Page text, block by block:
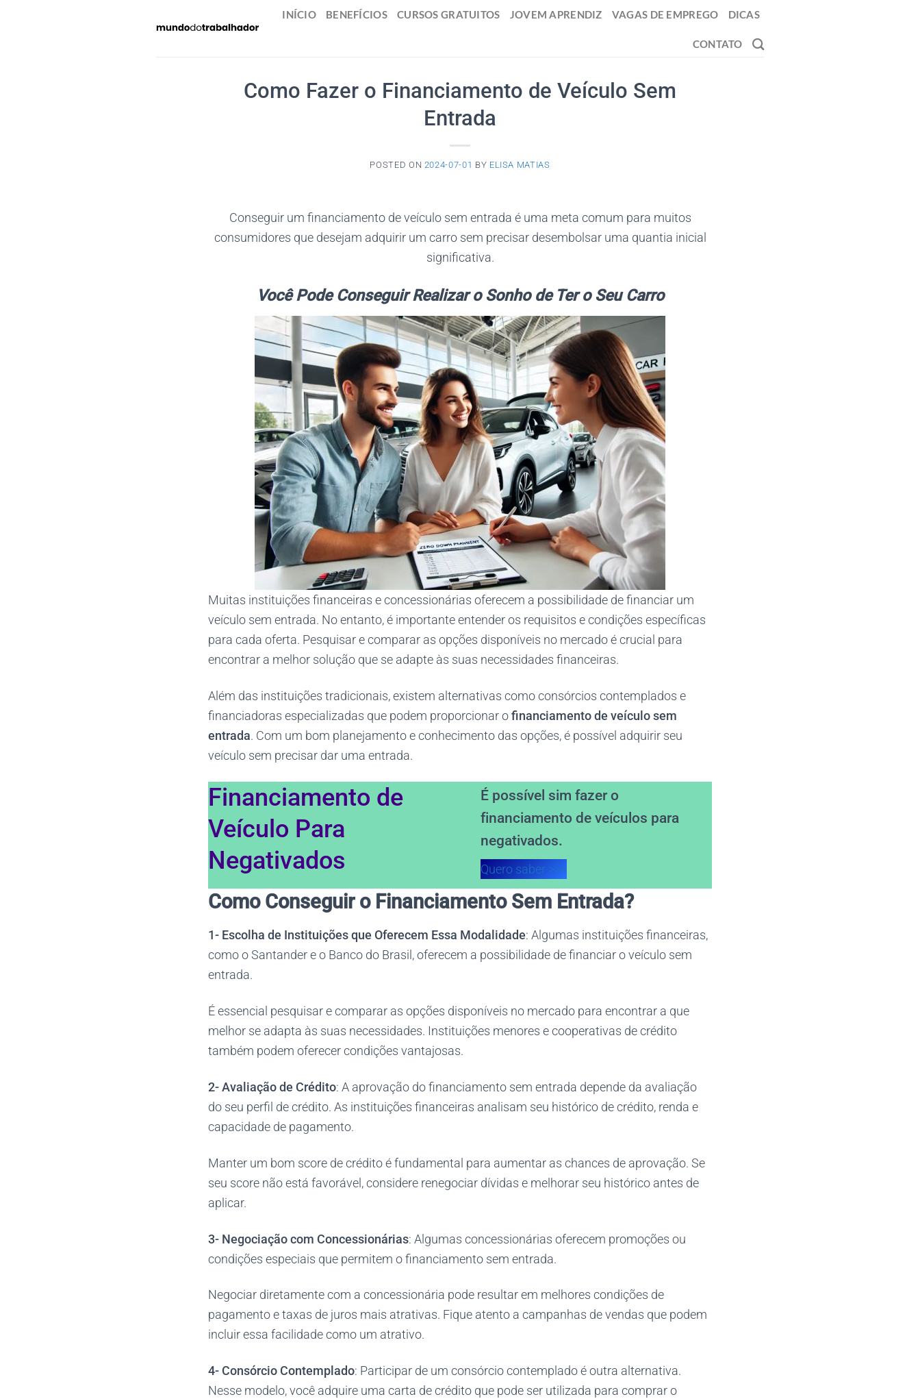
INÍCIO BENEFÍCIOS CURSOS GRATUITOS JOVEM APRENDIZ VAGAS DE EMPREGO DICAS
CONTATO
Como Fazer o Financiamento de Veículo Sem
Entrada
POSTED ON 2024-07-01 BY ELISA MATIAS
Conseguir um financiamento de veículo sem entrada é uma meta comum para muitos
consumidores que desejam adquirir um carro sem precisar desembolsar uma quantia inicial
significativa.
Você Pode Conseguir Realizar o Sonho de Ter o Seu Carro
Muitas instituições financeiras e concessionárias oferecem a possibilidade de financiar um
veículo sem entrada. No entanto, é importante entender os requisitos e condições específicas
para cada oferta. Pesquisar e comparar as opções disponíveis no mercado é crucial para
encontrar a melhor solução que se adapte às suas necessidades financeiras.
Além das instituições tradicionais, existem alternativas como consórcios contemplados e
financiadoras especializadas que podem proporcionar ofinanciamento de veículo sem
entrada. Com um bom planejamento e conhecimento das opções, é possível adquirir seu
veículo sem precisar dar uma entrada.
Financiamento de
Veículo Para
Negativados
É possível sim fazer o
financiamento de veículos para
negativados.
Quero saber >>>
Como Conseguir o Financiamento Sem Entrada?
1- Escolha de Instituições que Oferecem Essa Modalidade: Algumas instituições financeiras,
como o Santander e o Banco do Brasil, oferecem a possibilidade de financiar o veículo sem
entrada.
É essencial pesquisar e comparar as opções disponíveis no mercado para encontrar a que
melhor se adapta às suas necessidades. Instituições menores e cooperativas de crédito
também podem oferecer condições vantajosas​​.
2- Avaliação de Crédito: A aprovação do financiamento sem entrada depende da avaliação
do seu perfil de crédito. As instituições financeiras analisam seu histórico de crédito, renda e
capacidade de pagamento.
Manter um bom score de crédito é fundamental para aumentar as chances de aprovação. Se
seu score não está favorável, considere renegociar dívidas e melhorar seu histórico antes de
aplicar​.
3- Negociação com Concessionárias: Algumas concessionárias oferecem promoções ou
condições especiais que permitem o financiamento sem entrada.
Negociar diretamente com a concessionária pode resultar em melhores condições de
pagamento e taxas de juros mais atrativas. Fique atento a campanhas de vendas que podem
incluir essa facilidade como um atrativo.
4- Consórcio Contemplado: Participar de um consórcio contemplado é outra alternativa.
Nesse modelo, você adquire uma carta de crédito que pode ser utilizada para comprar o